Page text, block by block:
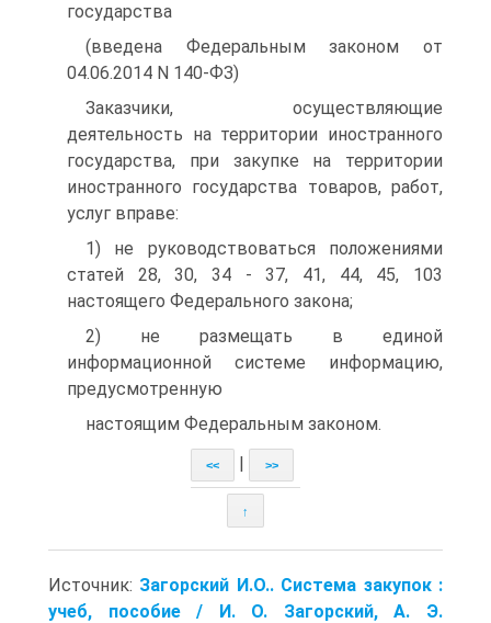
государства
(введена Федеральным законом от
04.06.2014 N 140-ФЗ)
Заказчики, осуществляющие
деятельность на территории иностранного
государства, при закупке на территории
иностранного государства товаров, работ,
услуг вправе:
1) не руководствоваться положениями
статей 28, 30, 34 - 37, 41, 44, 45, 103
настоящего Федерального закона;
2) не размещать в единой
информационной системе информацию,
предусмотренную
настоящим Федеральным законом.
<< >>
↑
Источник: Загорский И.О.. Система закупок :
учеб, пособие / И. О. Загорский, А. Э.